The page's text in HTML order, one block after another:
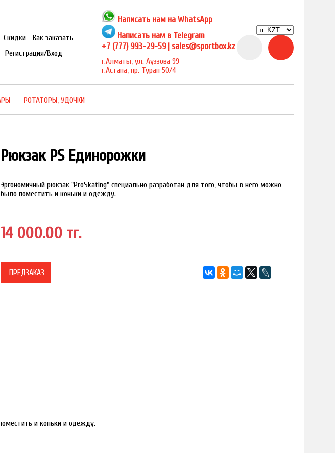
Скидки
Как заказать
Регистрация/Вход
Написать нам наWhatsApp
Написать нам в Telegram
+7 (777) 993-29-59 | sales@sportbox.kz
г.Алматы, ул. Ауэзова 99
г.Астана, пр. Туран 50/4
РОТАТОРЫ, УДОЧКИ
Рюкзак PS Единорожки
Эргономичный рюкзак "ProSkating" специально разработан для того, чтобы в него можно
было поместить и коньки и одежду.
14 000.00 тг.
ПРЕДЗАКАЗ
и коньки и одежду.